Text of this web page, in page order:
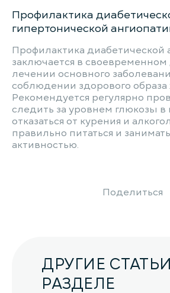
Профилактика
гипертонической
Профилактика диабетической
заключается в своевременном
лечении основного
соблюдении здорового образа
Рекомендуется регулярно
следить за уровнем глюкозы в
отказаться от курения и
правильно питаться и
активностью.
Поделиться
ДРУГИЕ
РАЗДЕЛЕ